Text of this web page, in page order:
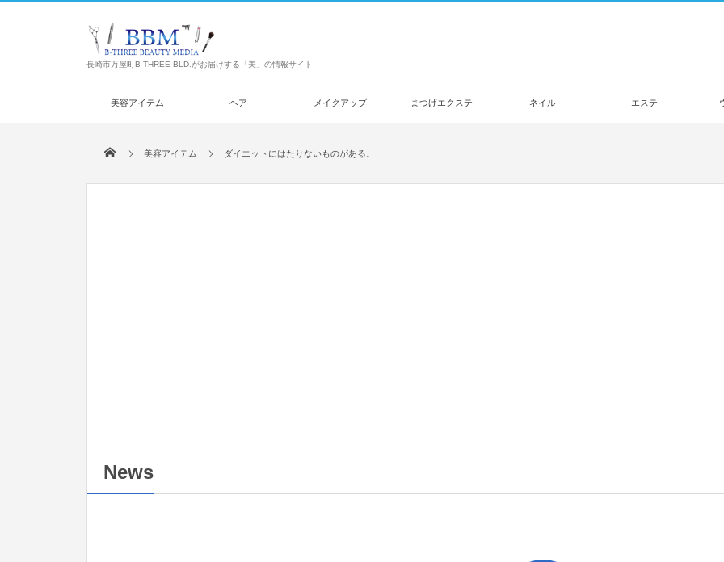
長崎市万屋町B-THREE BLD.がお届けする「美」の情報サイト
美容アイテム ヘア メイクアップ まつげエクステ ネイル エステ
美容アイテム ダイエットにはたりないものがある。
News